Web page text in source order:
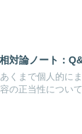
相対論ノート：
あくまで個人的に
容の正当性につい